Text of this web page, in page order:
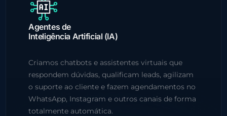
Agentes de
Inteligência Artificial (IA)
Criamos chatbots e assistentes virtuais que
respondem dúvidas, qualificam leads, agilizam
o suporte ao cliente e fazem agendamentos no
WhatsApp, Instagram e outros canais de forma
totalmente automática.